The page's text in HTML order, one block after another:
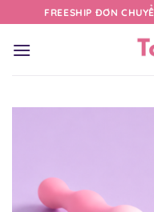
qua
nội
FREESHIP ĐƠN